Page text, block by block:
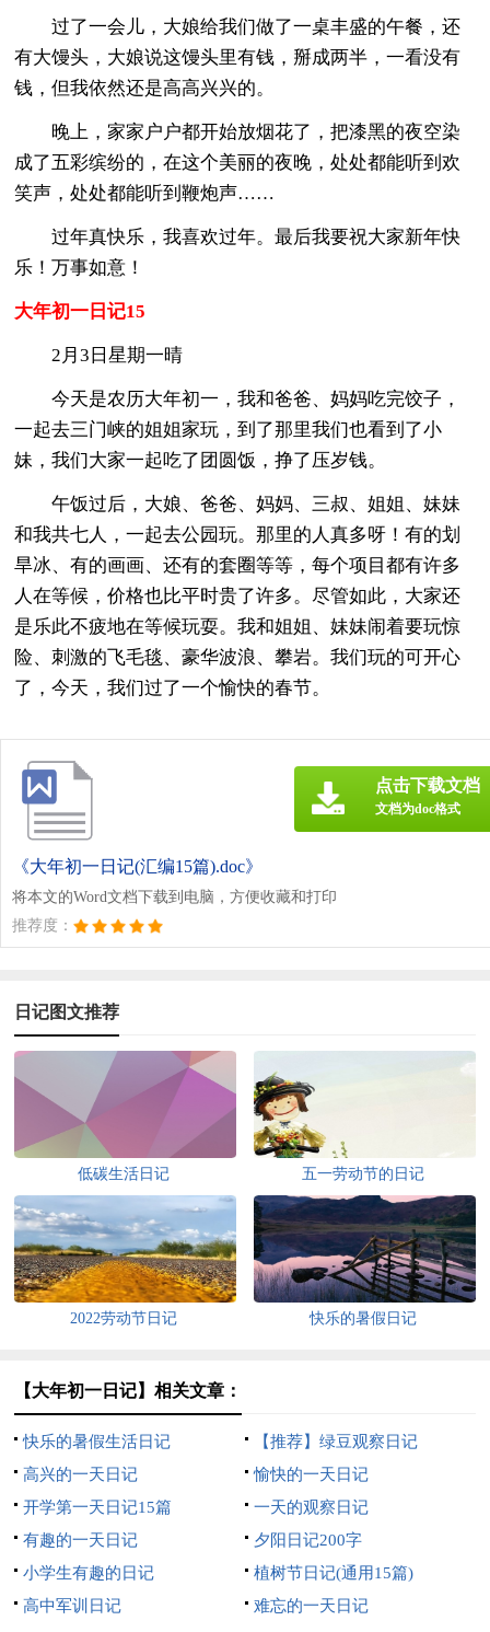
过了一会儿，大娘给我们做了一桌丰盛的午餐，还
有大馒头，大娘说这馒头里有钱，掰成两半，一看没有
钱，但我依然还是高高兴兴的。
晚上，家家户户都开始放烟花了，把漆黑的夜空染
成了五彩缤纷的，在这个美丽的夜晚，处处都能听到欢
笑声，处处都能听到鞭炮声……
过年真快乐，我喜欢过年。最后我要祝大家新年快
乐！万事如意！
大年初一日记15
2月3日星期一晴
今天是农历大年初一，我和爸爸、妈妈吃完饺子，
一起去三门峡的姐姐家玩，到了那里我们也看到了小
妹，我们大家一起吃了团圆饭，挣了压岁钱。
午饭过后，大娘、爸爸、妈妈、三叔、姐姐、妹妹
和我共七人，一起去公园玩。那里的人真多呀！有的划
旱冰、有的画画、还有的套圈等等，每个项目都有许多
人在等候，价格也比平时贵了许多。尽管如此，大家还
是乐此不疲地在等候玩耍。我和姐姐、妹妹闹着要玩惊
险、刺激的飞毛毯、豪华波浪、攀岩。我们玩的可开心
了，今天，我们过了一个愉快的春节。
《大年初一日记(汇编15篇).doc》
将本文的Word文档下载到电脑，方便收藏和打印
推荐度：
点击下载文档
文档为doc格式
日记图文推荐
低碳生活日记 五一劳动节的日记
2022劳动节日记 快乐的暑假日记
【大年初一日记】相关文章：
快乐的暑假生活日记
【推荐】绿豆观察日记
高兴的一天日记
愉快的一天日记
开学第一天日记15篇
一天的观察日记
有趣的一天日记
夕阳日记200字
小学生有趣的日记
植树节日记(通用15篇)
高中军训日记
难忘的一天日记